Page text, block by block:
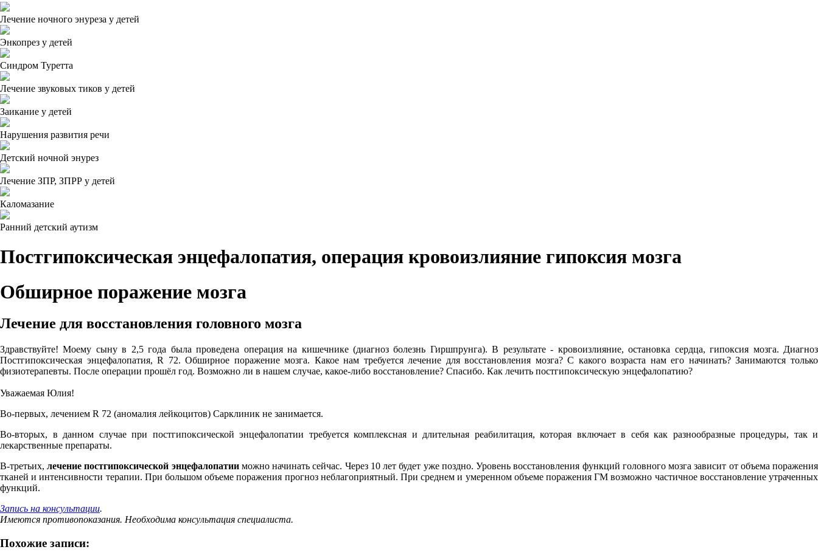
Лечение ночного энуреза у детей
Энкопрез у детей
Синдром Туретта
Лечение звуковых тиков у детей
Заикание у детей
Нарушения развития речи
Детский ночной энурез
Лечение ЗПР, ЗПРР у детей
Каломазание
Ранний детский аутизм
Постгипоксическая энцефалопатия, операция кровоизлияние гипоксия мозга
Обширное поражение мозга
Лечение для восстановления головного мозга
Здравствуйте! Моему сыну в 2,5 года была проведена операция на кишечнике (диагноз болезнь Гиршпрунга). В результате - кровоизлияние, остановка сердца, гипоксия мозга. Диагноз
Постгипоксическая энцефалопатия, R 72. Обширное поражение мозга. Какое нам требуется лечение для восстановления мозга? С какого возраста нам его начинать? Занимаются только
физиотерапевты. После операции прошёл год. Возможно ли в нашем случае, какое-либо восстановление? Спасибо. Как лечить постгипоксическую энцефалопатию?
Уважаемая Юлия!
Во-первых, лечением R 72 (аномалия лейкоцитов) Сарклиник не занимается.
Во-вторых, в данном случае при постгипоксической энцефалопатии требуется комплексная и длительная реабилитация, которая включает в себя как разнообразные процедуры, так и
лекарственные препараты.
В-третьих,лечение постгипоксической энцефалопатииможно начинать сейчас. Через 10 лет будет уже поздно. Уровень восстановления функций головного мозга зависит от объема поражения
тканей и интенсивности терапии. При большом объеме поражения прогноз неблагоприятный. При среднем и умеренном объеме поражения ГМ возможно частичное восстановление утраченных
функций.
Запись на консультации.
Имеются противопоказания. Необходима консультация специалиста.
Похожие записи: